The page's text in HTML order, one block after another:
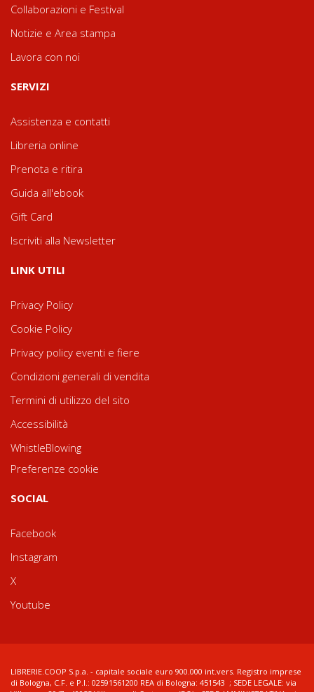
Collaborazioni e Festival
Notizie e Area stampa
Lavora con noi
SERVIZI
Assistenza e contatti
Libreria online
Prenota e ritira
Guida all'ebook
Gift Card
Iscriviti alla Newsletter
LINK UTILI
Privacy Policy
Cookie Policy
Privacy policy eventi e fiere
Condizioni generali di vendita
Termini di utilizzo del sito
Accessibilità
WhistleBlowing
Preferenze cookie
SOCIAL
Facebook
Instagram
X
Youtube
LIBRERIE.COOP S.p.a. - capitale sociale euro 900.000 int.vers. Registro imprese
di Bologna, C.F. e P.I.: 02591561200 REA di Bologna: 451543 ; SEDE LEGALE: via